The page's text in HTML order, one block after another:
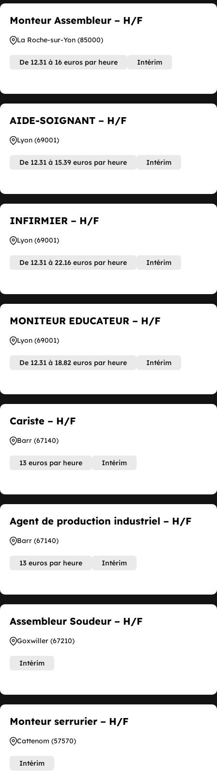
Monteur Assembleur – H/F
La Roche-sur-Yon (85000)
De 12.31 à 16 euros par heure Intérim
AIDE-SOIGNANT – H/F
Lyon (69001)
De 12.31 à 15.39 euros par heure Intérim
INFIRMIER – H/F
Lyon (69001)
De 12.31 à 22.16 euros par heure Intérim
MONITEUR EDUCATEUR – H/F
Lyon (69001)
De 12.31 à 18.82 euros par heure Intérim
Cariste – H/F
Barr (67140)
13 euros par heure Intérim
Agent de production industriel – H/F
Barr (67140)
13 euros par heure Intérim
Assembleur Soudeur – H/F
Goxwiller (67210)
Intérim
Monteur serrurier – H/F
Cattenom (57570)
Intérim